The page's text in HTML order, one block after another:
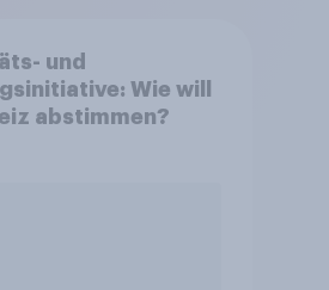
und
Wie will
abstimmen?